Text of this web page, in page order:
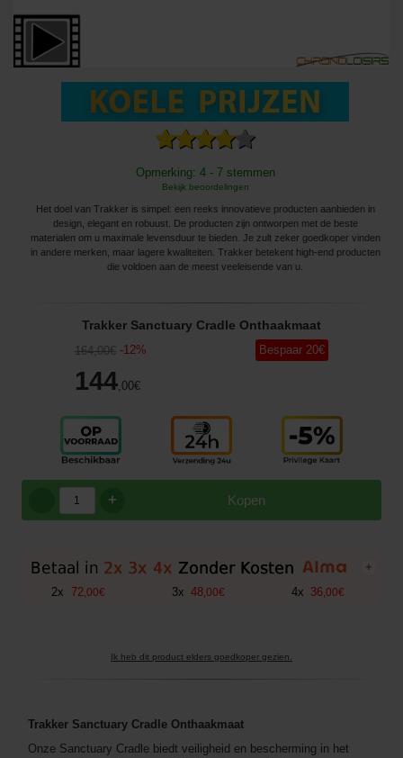
Opmerking: 4 - 7 stemmen
Bekijk beoordelingen
Het doel van Trakker is simpel: een reeks innovatieve producten aanbieden in
design, elegant en robuust. De producten zijn ontworpen met de beste
materialen om u maximale levensduur te bieden. Je zult zeker goedkoper vinden
in andere merken, maar lagere kwaliteiten. Trakker betekent high-end producten
die voldoen aan de meest veeleisende van u.
Trakker Sanctuary Cradle Onthaakmaat
164,00€ -12%
144,00€
Bespaar 20€
Kopen
+
+
2x 72 00€ 3x 48, 00€ 4x 36 ,00€
Ik heb dit product elders goedkoper gezien.
Trakker Sanctuary Cradle Onthaakmaat
Onze Sanctuary Cradle biedt veiligheid en bescherming in het